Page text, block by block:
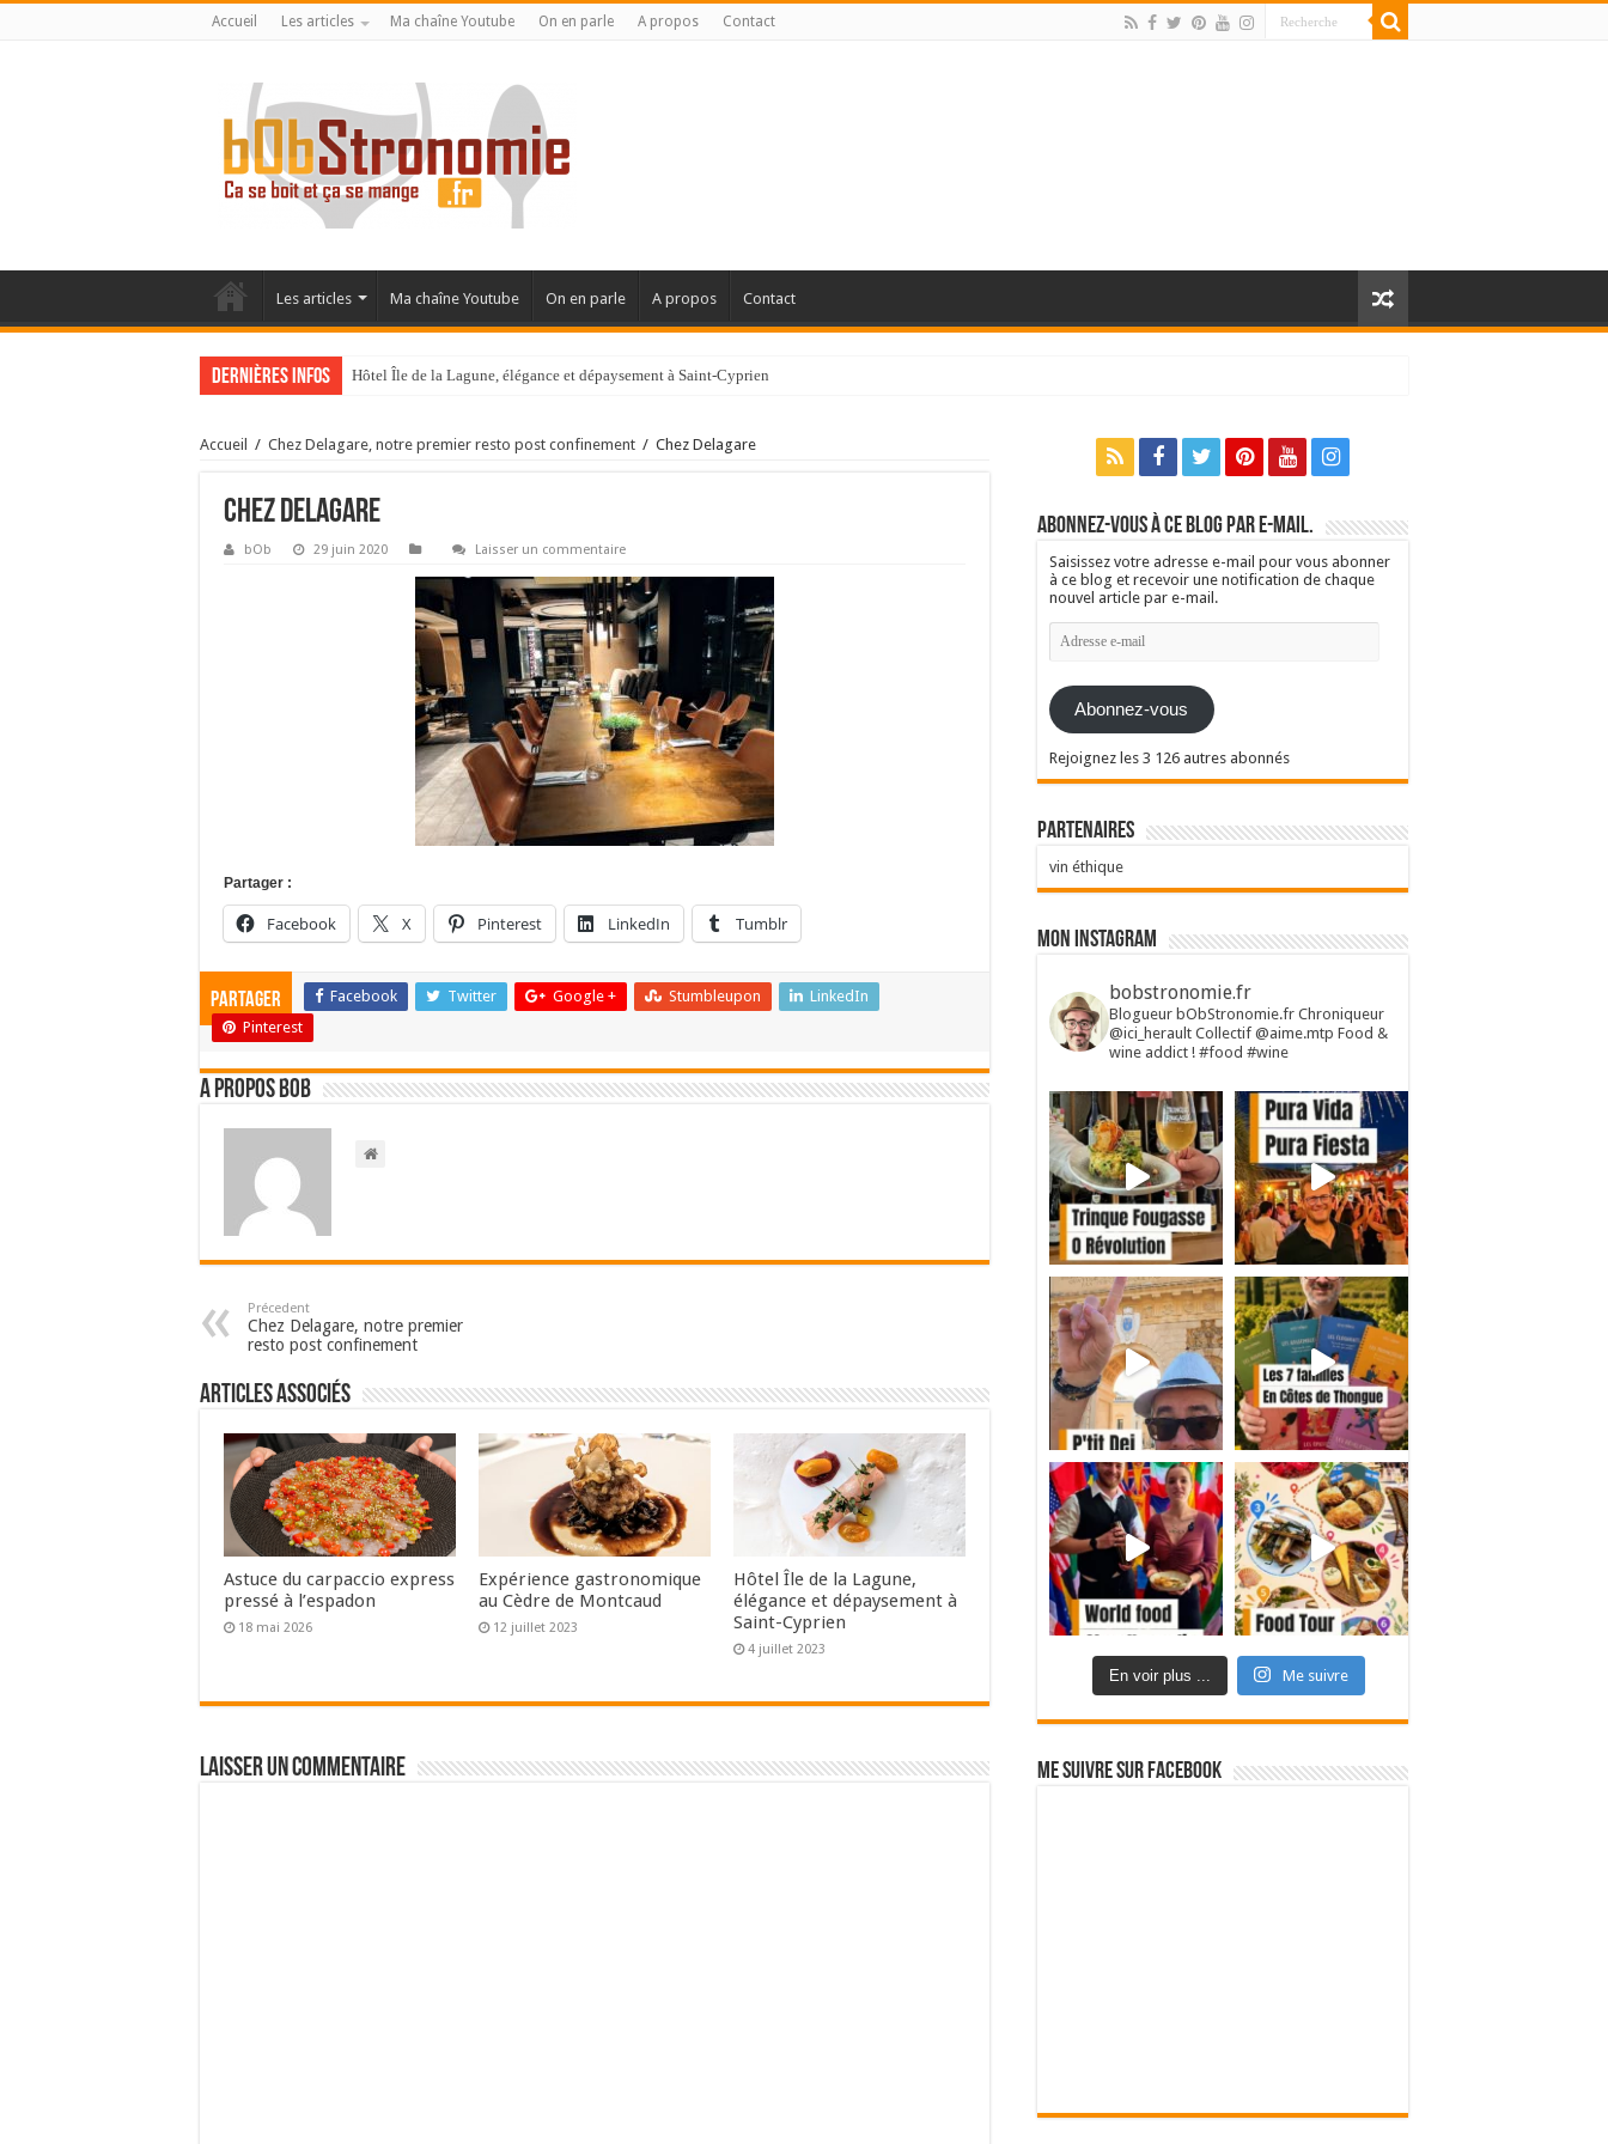
Accueil Les articles Ma chaîne Youtube On en parle A propos Contact
Les articles Ma chaîne Youtube On en parle A propos Contact
Dernières infos Hôtel Île de la Lagune, élégance et dépaysement à Saint-Cyprien
La Villa Duflot, pépite perpignanaise
Accueil / Chez Delagare, notre premier resto post confinement / Chez Delagare
Chez Delagare
bOb 29 juin 2020 Laisser un commentaire
Partager :
Facebook X Pinterest LinkedIn Tumblr
Partager Facebook Twitter Google + Stumbleupon
LinkedIn
Pinterest
A propos bOb
Précedent
Chez Delagare, notre premier
resto post confinement
Articles associés
Astuce du carpaccio express
pressé à l’espadon
18 mai 2026
Expérience gastronomique
au Cèdre de Montcaud
12 juillet 2023
Hôtel Île de la Lagune,
élégance et dépaysement à
Saint-Cyprien
4 juillet 2023
Laisser un commentaire
Abonnez-vous à ce blog par e-mail.
Saisissez votre adresse e-mail pour vous abonner
à ce blog et recevoir une notification de chaque
nouvel article par e-mail.
Adresse
e-
Abonnez-vous
Rejoignez les 3 126 autres abonnés
Partenaires
vin éthique
Mon Instagram
bobstronomie.fr
Blogueur bObStronomie.fr Chroniqueur
@ici_herault Collectif @aime.mtp Food &
wine addict ! #food #wine
En voir plus ... Me suivre
Me suivre sur Facebook